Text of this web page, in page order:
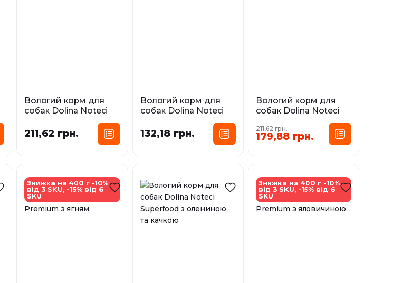
Вологий корм для
собак Dolina Noteci
Premium з індичкою
Фасування:
211,62 грн.
Вологий корм для
собак Dolina Noteci
Superfood з качкою
та перепілкою
У наявності
132,18 грн.
Вологий корм для
собак Dolina Noteci
Premium з дичиною
Фасування:
211,62 грн.
179,88 грн.
Знижка на 400 г -10%
від 3 SKU, -15% від 6
SKU
Знижка на 400 г -10%
від 3 SKU, -15% від 6
SKU